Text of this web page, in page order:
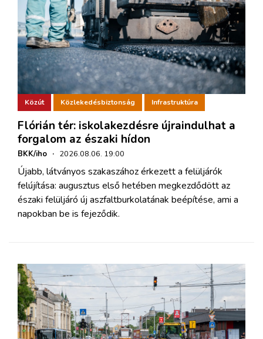
Közút Közlekedésbiztonság Infrastruktúra
Flórián tér: iskolakezdésre újraindulhat a
forgalom az északi hídon
BKK/iho · 2026.08.06. 19:00
Újabb, látványos szakaszához érkezett a felüljárók
felújítása: augusztus első hetében megkezdődött az
északi felüljáró új aszfaltburkolatának beépítése, ami a
napokban be is fejeződik.